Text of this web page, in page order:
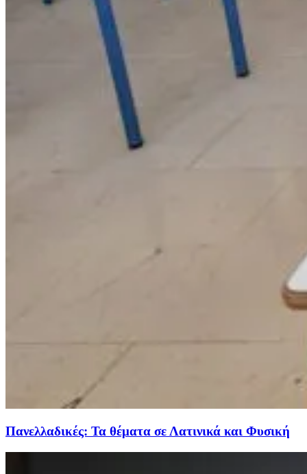
Πανελλαδικές: Τα θέματα σε Λατινικά και Φυσική